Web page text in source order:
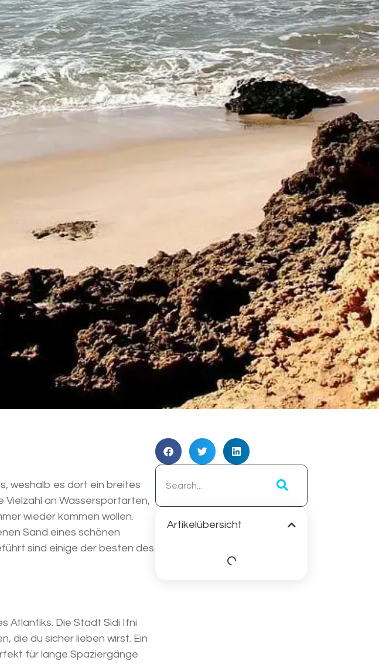
weshalb es dort ein breites
Vielzahl an Wassersportarten,
wieder kommen wollen.
Sand eines schönen
sind einige der besten des
Atlantiks. Die Stadt Sidi Ifni
die du sicher lieben wirst. Ein
für lange Spaziergänge
Artikelübersicht